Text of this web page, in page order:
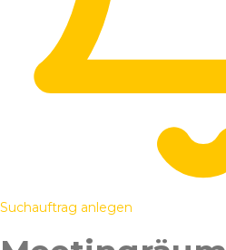
Suchauftrag anlegen